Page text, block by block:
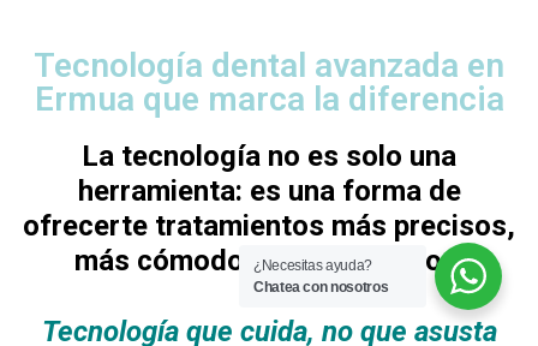
Tecnología dental avanzada en
Ermua que marca la diferencia
La tecnología no es solo una
herramienta: es una forma de
ofrecerte tratamientos más precisos,
más cómodos y más seguros.
Tecnología que cuida, no que asusta
¿Necesitas ayuda?
Chatea con nosotros